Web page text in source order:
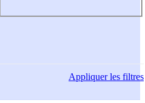
Appliquerles filtres